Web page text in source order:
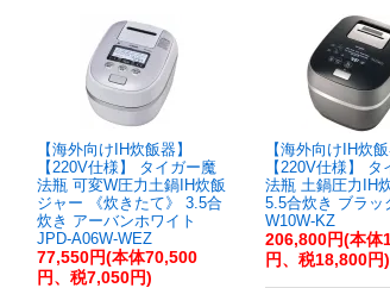
【海外向けIH炊飯器】
【220V仕様】 タイガー魔
法瓶 可変W圧力土鍋IH炊飯
ジャー 《炊きたて》 3.5合
炊き アーバンホワイト
JPD-A06W-WEZ
77,550円(本体70,500
円、税7,050円)
【海外向けIH炊飯
【220V仕様】 タ
法瓶 土鍋圧力IH
5.5合炊き ブラッ
W10W-KZ
206,800円(本体
円、税18,800円)